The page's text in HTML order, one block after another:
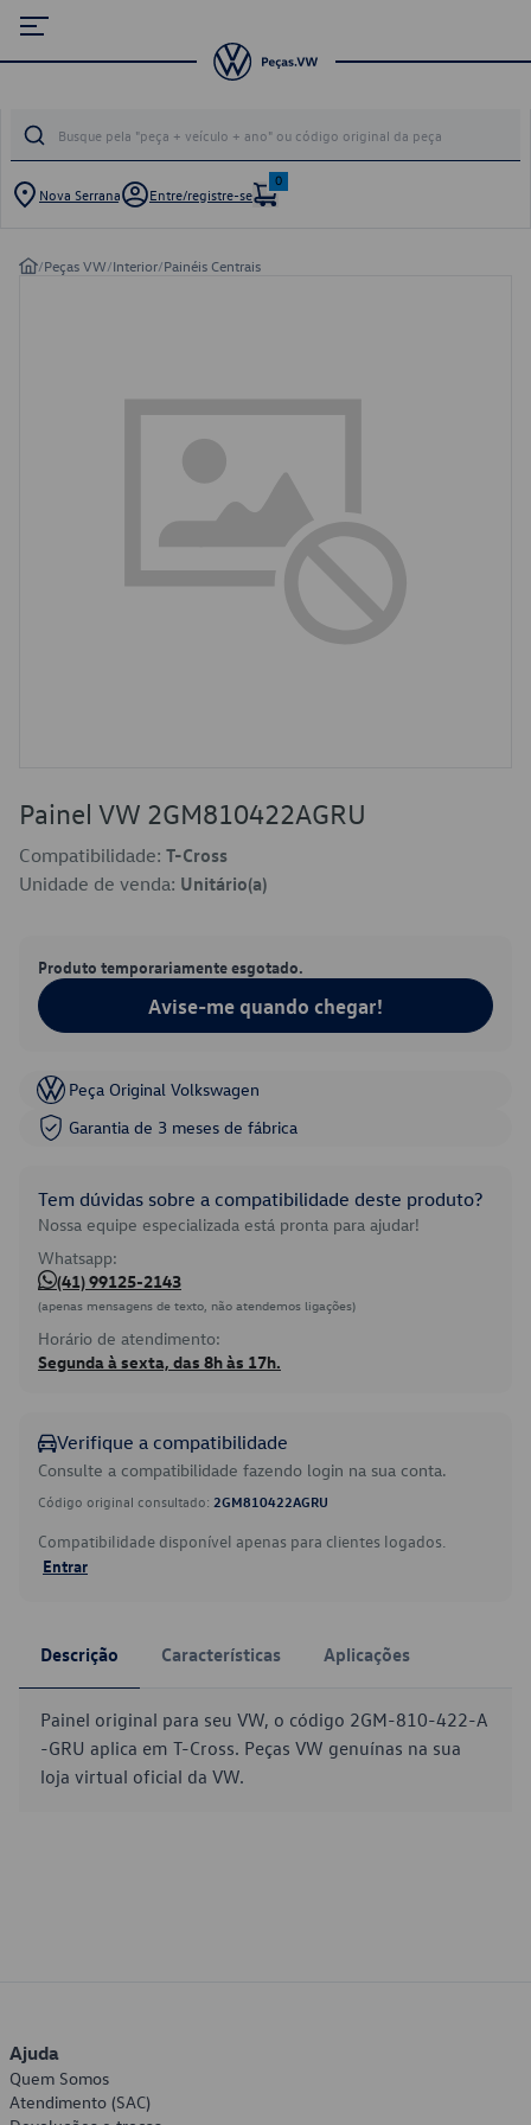
Nova Serrana Entre/registre-se
0
/Peças VW/Interior/Painéis Centrais
Painel VW 2GM810422AGRU
Compatibilidade: T-Cross
Unidade de venda: Unitário(a)
Produto temporariamente esgotado.
Avise-me quando chegar!
Peça Original Volkswagen
Garantia de 3 meses de fábrica
Tem dúvidas sobre a compatibilidade deste produto?
Nossa equipe especializada está pronta para ajudar!
Whatsapp:
(41) 99125-2143
(apenas mensagens de texto, não atendemos ligações)
Horário de atendimento:
Segunda à sexta, das 8h às 17h.
Verifique a compatibilidade
Consulte a compatibilidade fazendo login na sua conta.
Código original consultado: 2GM810422AGRU
Compatibilidade disponível apenas para clientes logados.
Entrar
Descrição Características Aplicações
Painel original para seu VW, o código 2GM-810-422-A
-GRU aplica em T-Cross. Peças VW genuínas na sua
loja virtual oficial da VW.
Ajuda
Quem Somos
Atendimento (SAC)